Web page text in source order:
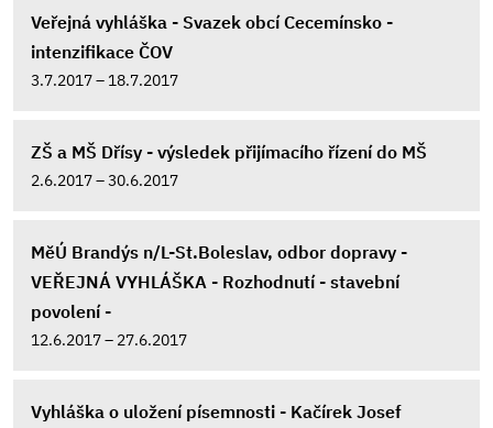
Veřejná vyhláška - Svazek obcí Cecemínsko -
intenzifikace ČOV
3.7.2017 – 18.7.2017
ZŠ a MŠ Dřísy - výsledek přijímacího řízení do MŠ
2.6.2017 – 30.6.2017
MěÚ Brandýs n/L-St.Boleslav, odbor dopravy -
VEŘEJNÁ VYHLÁŠKA - Rozhodnutí - stavební
povolení -
12.6.2017 – 27.6.2017
Vyhláška o uložení písemnosti - Kačírek Josef